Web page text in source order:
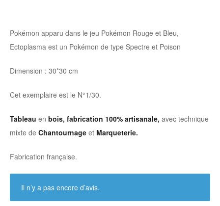
Pokémon apparu dans le jeu Pokémon Rouge et Bleu,
Ectoplasma est un Pokémon de type Spectre et Poison
Dimension : 30*30 cm
Cet exemplaire est le N°1/30.
Tableau en bois, fabrication 100% artisanale, avec technique
mixte de Chantournage et Marqueterie.
Fabrication française.
Il n’y a pas encore d’avis.